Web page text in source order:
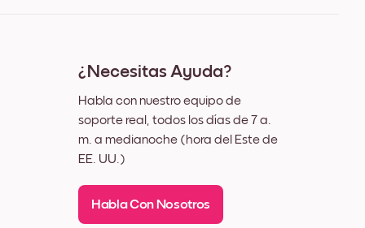
¿Necesitas Ayuda?
Habla con nuestro equipo de
soporte real, todos los días de 7 a.
m. a medianoche (hora del Este de
EE. UU.)
Habla Con Nosotros